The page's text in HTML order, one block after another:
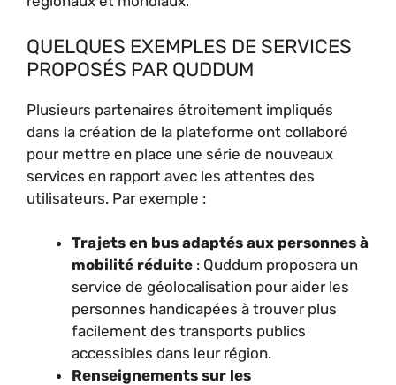
QUELQUES EXEMPLES DE SERVICES
PROPOSÉS PAR QUDDUM
Plusieurs partenaires étroitement impliqués
dans la création de la plateforme ont collaboré
pour mettre en place une série de nouveaux
services en rapport avec les attentes des
utilisateurs. Par exemple :
Trajets en bus adaptés aux personnes à
mobilité réduite : Quddum proposera un
service de géolocalisation pour aider les
personnes handicapées à trouver plus
facilement des transports publics
accessibles dans leur région.
Renseignements sur les